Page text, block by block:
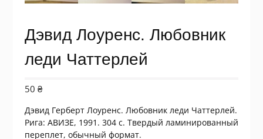
Дэвид Лоуренс. Любовник
леди Чаттерлей
50 ₴
Дэвид Герберт Лоуренс. Любовник леди Чаттерлей.
Рига: АВИЗЕ, 1991. 304 с. Твердый ламинированный
переплет, обычный формат.